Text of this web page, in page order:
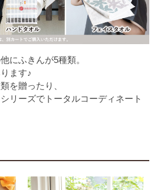
にふきんが5種類。
ます♪
を贈ったり、
リーズでトータルコーディネート